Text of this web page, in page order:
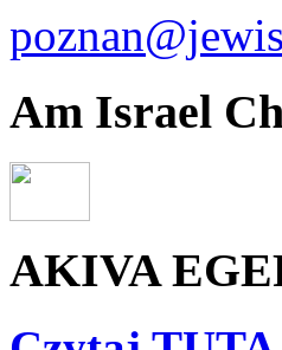
Am Israel
AKIVA